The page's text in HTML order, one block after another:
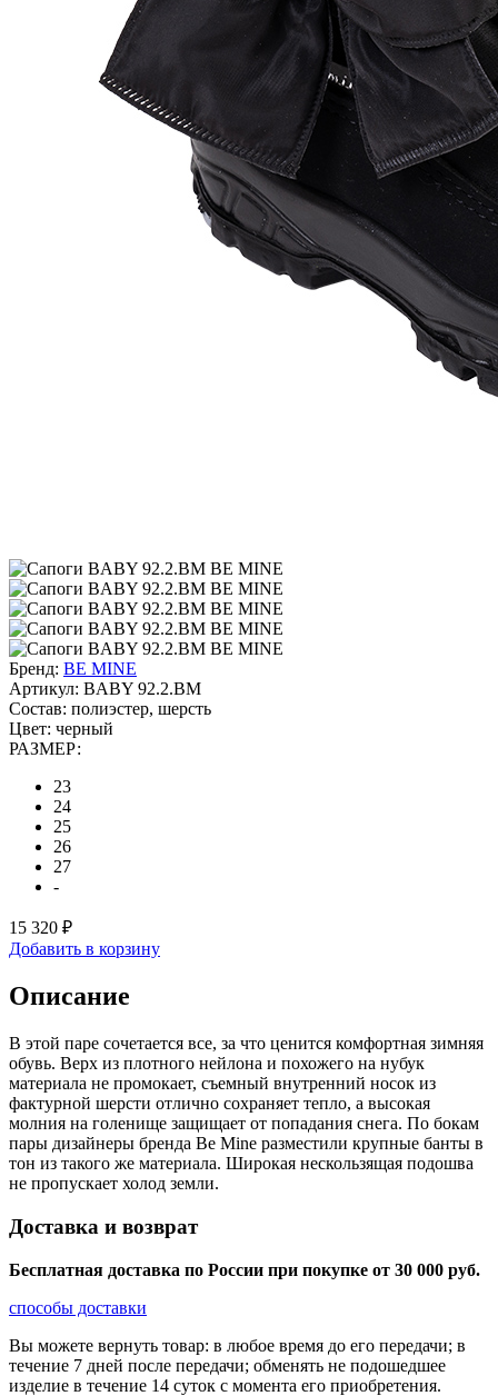
Бренд: BE MINE
Артикул: BABY 92.2.BM
Состав: полиэстер, шерсть
Цвет: черный
РАЗМЕР:
23
24
25
26
27
-
15 320 ₽
Добавить в корзину
Описание
В этой паре сочетается все, за что ценится комфортная зимняя
обувь. Верх из плотного нейлона и похожего на нубук
материала не промокает, съемный внутренний носок из
фактурной шерсти отлично сохраняет тепло, а высокая
молния на голенище защищает от попадания снега. По бокам
пары дизайнеры бренда Be Mine разместили крупные банты в
тон из такого же материала. Широкая нескользящая подошва
не пропускает холод земли.
Доставка и возврат
Бесплатная доставка по России при покупке от 30 000 pуб.
способы доставки
Вы можете вернуть товар: в любое время до его передачи; в
течение 7 дней после передачи; обменять не подошедшее
изделие в течение 14 суток с момента его приобретения.